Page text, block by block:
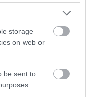
storage
on web or
be sent to
felfedezés
rendelkezik
szolgálják. Az utóbbi
Egyetem kutatói
nem statikus:
ha megváltozik a